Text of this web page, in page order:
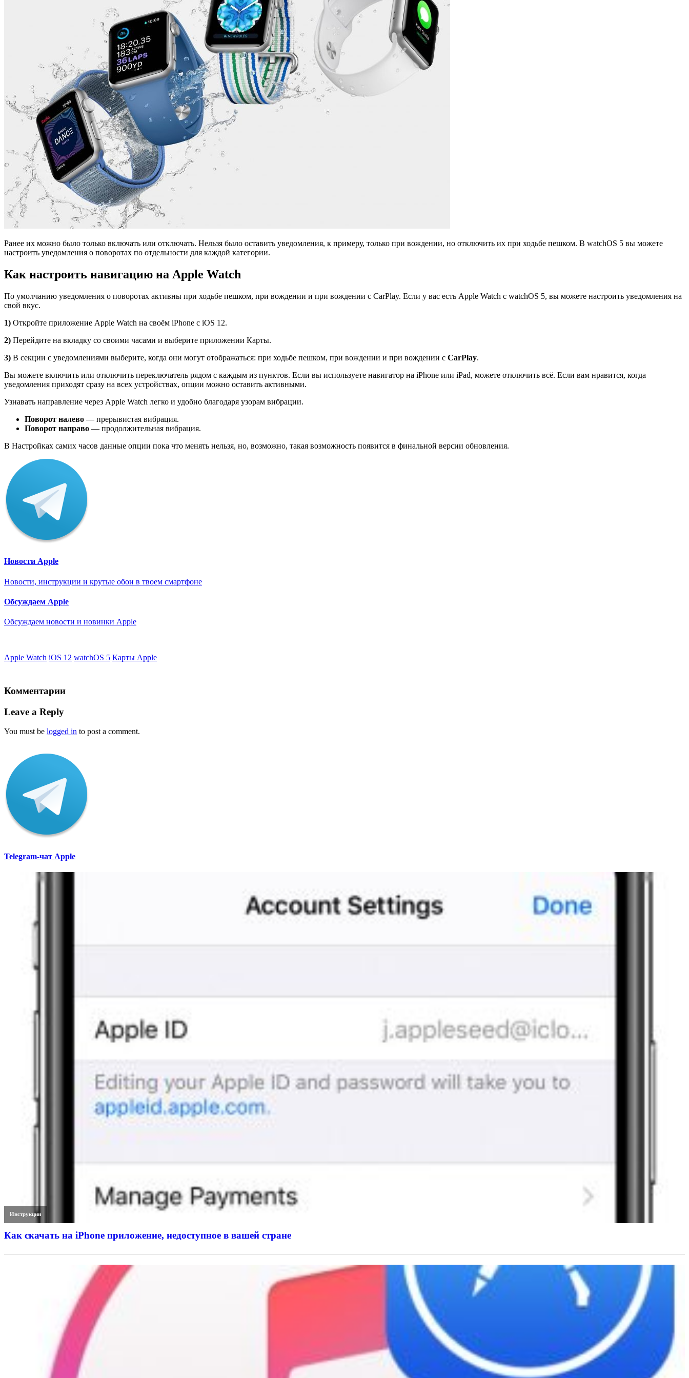
Ранее их можно было только включать или отключать. Нельзя было оставить уведомления, к примеру, только при вождении, но отключить их при ходьбе пешком. В watchOS 5 вы можете
настроить уведомления о поворотах по отдельности для каждой категории.
Как настроить навигацию на Apple Watch
По умолчанию уведомления о поворотах активны при ходьбе пешком, при вождении и при вождении с CarPlay. Если у вас есть Apple Watch с watchOS 5, вы можете настроить уведомления на
свой вкус.
1) Откройте приложение Apple Watch на своём iPhone с iOS 12.
2) Перейдите на вкладку со своими часами и выберите приложении Карты.
3) В секции с уведомлениями выберите, когда они могут отображаться: при ходьбе пешком, при вождении и при вождении с CarPlay.
Вы можете включить или отключить переключатель рядом с каждым из пунктов. Если вы используете навигатор на iPhone или iPad, можете отключить всё. Если вам нравится, когда
уведомления приходят сразу на всех устройствах, опции можно оставить активными.
Узнавать направление через Apple Watch легко и удобно благодаря узорам вибрации.
Поворот налево — прерывистая вибрация.
Поворот направо — продолжительная вибрация.
В Настройках самих часов данные опции пока что менять нельзя, но, возможно, такая возможность появится в финальной версии обновления.
Новости Apple
Новости, инструкции и крутые обои в твоем смартфоне
Обсуждаем Apple
Обсуждаем новости и новинки Apple
Apple Watch iOS 12 watchOS 5 Карты Apple
Комментарии
Leave a Reply
You must be logged in to post a comment.
Telegram-чат Apple
Инструкции
Как скачать на iPhone приложение, недоступное в вашей стране